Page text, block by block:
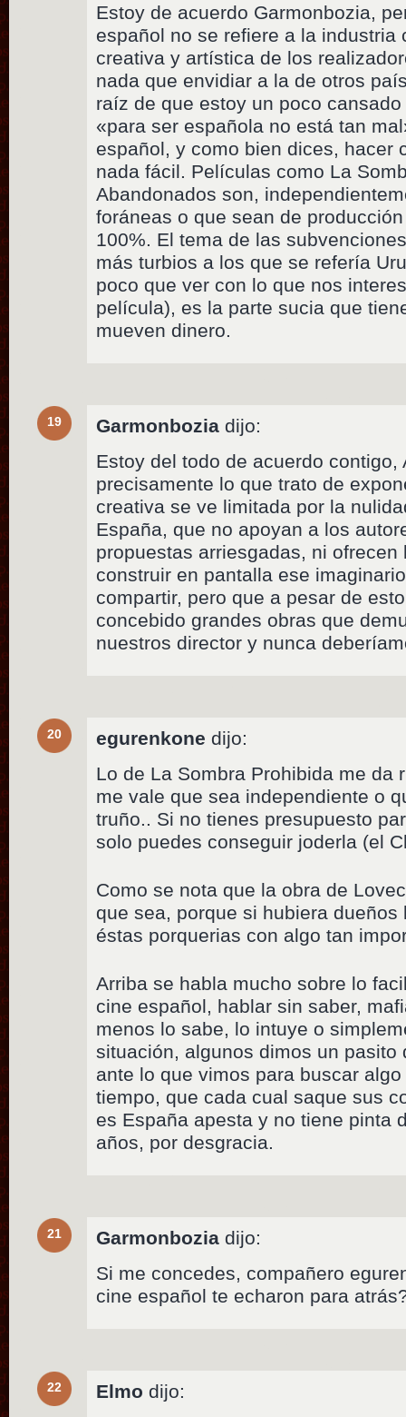
Estoy de acuerdo Garmonbozia,
español no se refiere a la industria
creativa y artística de los
nada que envidiar a la de otros
raíz de que estoy un poco
«para ser española no está tan
español, y como bien dices, hacer
nada fácil. Películas como La
Abandonados son,
foráneas o que sean de
100%. El tema de las
más turbios a los que se refería
poco que ver con lo que nos
película), es la parte sucia que
mueven dinero.
19 Garmonbozia dijo:
Estoy del todo de acuerdo contigo,
precisamente lo que trato de
creativa se ve limitada por la
España, que no apoyan a los
propuestas arriesgadas, ni
construir en pantalla ese
compartir, pero que a pesar de
concebido grandes obras que
nuestros director y nunca
20 egurenkone dijo:
Lo de La Sombra Prohibida me da
me vale que sea independiente o
truño.. Si no tienes presupuesto
solo puedes conseguir joderla (el
Como se nota que la obra de
que sea, porque si hubiera
éstas porquerias con algo tan
Arriba se habla mucho sobre lo
cine español, hablar sin saber,
menos lo sabe, lo intuye o
situación, algunos dimos un pasito
ante lo que vimos para buscar
tiempo, que cada cual saque sus
es España apesta y no tiene pinta
años, por desgracia.
21 Garmonbozia dijo:
Si me concedes, compañero
cine español te echaron para
22 Elmo dijo: